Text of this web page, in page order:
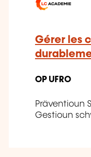
Gérer les
OP UFRO
Präventioun
Gestioun